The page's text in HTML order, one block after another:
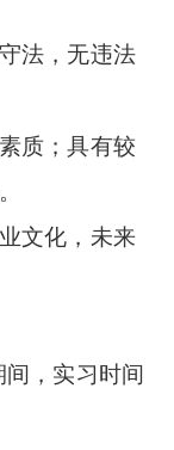
法，无违法
质；具有较
文化，未来
，实习时间